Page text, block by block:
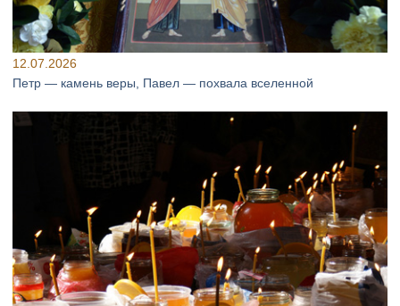
12.07.2026
Петр — камень веры, Павел — похвала вселенной